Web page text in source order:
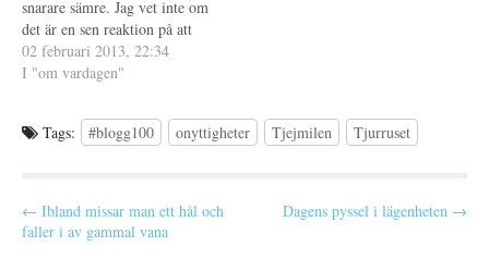
r
)
snarare sämre. Jag vet inte om
det är en sen reaktion på att
pappa dog eller om det beror
på annat. Jag var på en kurs
kurs som innebar en 22-
timmars…
02 februari 2013, 22:34
I "om vardagen"
Tags: #blogg100 onyttigheter Tjejmilen Tjurruset
P
o
← Ibland missar man ett hål och
faller i av gammal vana
Dagens pyssel i lägenheten →